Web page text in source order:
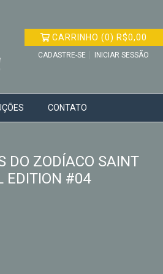
CARRINHO (0) R$0,00
CADASTRE-SE INICIAR SESSÃO
CONTATO
DO ZODÍACO SAINT
EDITION #04